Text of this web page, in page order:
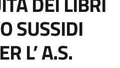
SUSSIDI
L’ A.S.